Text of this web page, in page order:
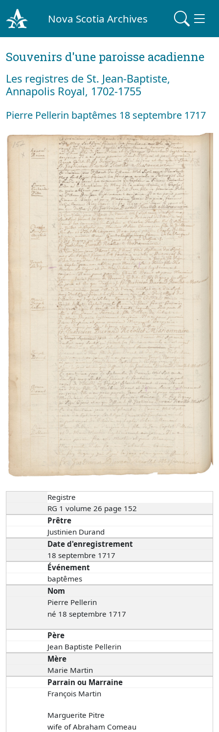
Nova Scotia Archives
Souvenirs d'une paroisse acadienne
Les registres de St. Jean-Baptiste,
Annapolis Royal, 1702-1755
Pierre Pellerin baptêmes 18 septembre 1717
Registre
RG 1 volume 26 page 152
Prêtre
Justinien Durand
Date d'enregistrement
18 septembre 1717
Événement
baptêmes
Nom
Pierre Pellerin
né 18 septembre 1717
Père
Jean Baptiste Pellerin
Mère
Marie Martin
Parrain ou Marraine
François Martin
Marguerite Pitre
wife of Abraham Comeau